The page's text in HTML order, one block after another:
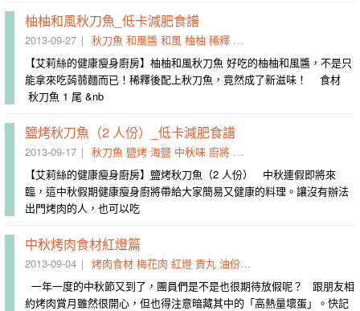
柚柚和風秋刀魚_低卡減肥食譜
2013-09-27 秋刀魚 和風醬 和風 柚柚 稀釋 魚身
【艾莉絲的健康瘦身廚房】柚柚和風秋刀魚 好吃的柚柚和風醬，不是只
能拿來吃蒟蒻麵而已！稀釋後配上秋刀魚，竟然成了新滋味！ 食材
秋刀魚 1 尾 &nb
鹽烤秋刀魚（2 人份）_低卡減肥食譜
2013-09-17 秋刀魚 鹽烤 海鹽 中秋味 廚將 魚身
【艾莉絲的健康瘦身廚房】鹽烤秋刀魚（2 人份） 中秋連假即將來
臨，這中秋假期健康瘦身廚將帶給大家簡易又健康的料理。讓沒有辦法
出門烤肉的人，也可以吃
中秋烤肉食材紅燈篇
2013-09-04 烤肉食材 梅花肉 紅燈 貢丸 油份 血糕
一年一度的中秋節又到了，團員們是不是也很期待放假呢？ 跟朋友相
約烤肉賞月雖然很開心，但也得注意暗藏其中的「高熱量壞蛋」。快記